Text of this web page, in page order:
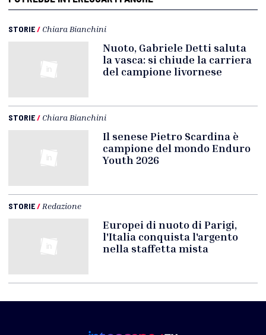
STORIE/ Chiara Bianchini
Nuoto, Gabriele Detti saluta
la vasca: si chiude la carriera
del campione livornese
STORIE/ Chiara Bianchini
Il senese Pietro Scardina è
campione del mondo Enduro
Youth 2026
STORIE/ Redazione
Europei di nuoto di Parigi,
l'Italia conquista l'argento
nella staffetta mista